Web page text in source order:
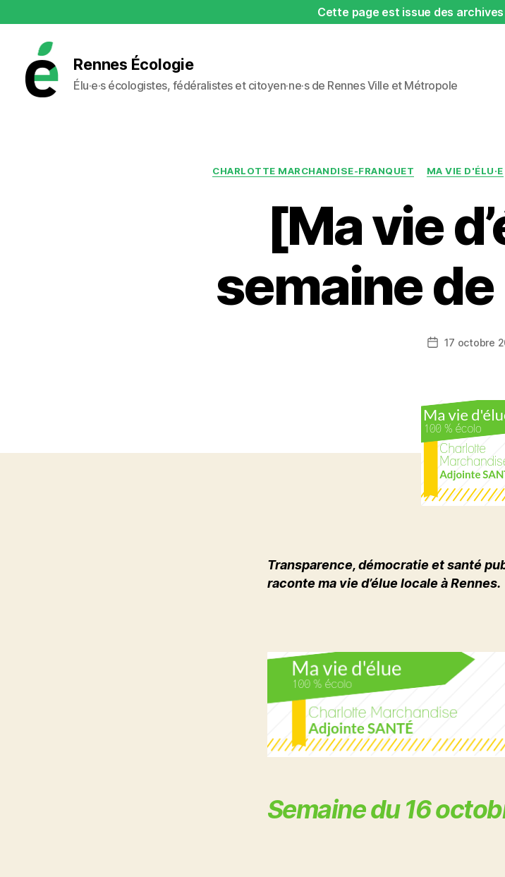
Cette page est issue des
Rennes Écologie
Élu·e·s écologistes, fédéralistes et citoyen·ne·s de Rennes Ville et Métropole
CHARLOTTE MARCHANDISE-FRANQUET MA VIE D'ÉLU·E
[Ma vie
semaine
Date17 octobre
Transparence, démocratie et santé
raconte ma vie d’élue locale à Rennes.
Semaine du 16